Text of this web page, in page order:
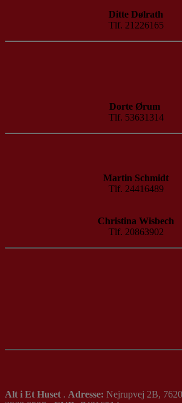
Ditte Dølrath
Tlf. 21226165
Dorte Ørum
Tlf. 53631314
Martin Schmidt
Tlf. 24416489
Christina Wisbech
Tlf. 20863902
Alt i Et Huset . Adresse: Nejrupvej 2B,